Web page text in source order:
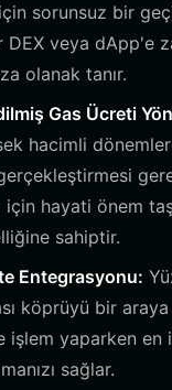
için sorunsuz bir
DEX veya dApp'e
olanak tanır.
Gas Ücreti
hacimli
için hayati önem
sahiptir.
Entegrasyonu:
köprüyü bir
işlem yaparken en
sağlar.